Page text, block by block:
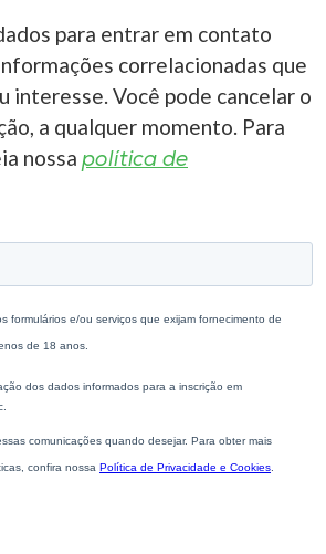
para entrar em contato
correlacionadas que
interesse. Você pode cancelar o
a qualquer momento. Para
nossa política de